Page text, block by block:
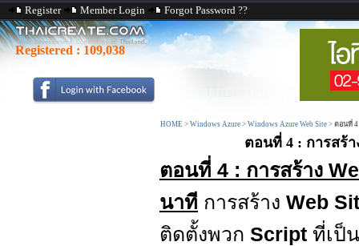
Register Member Login Forgot Password ??
Registered : 109,038
HOME > Windows Azure > Windows Azure Web Site > ตอนที่ 4
ตอนที่ 4 : การสร้า
ตอนที่ 4 : การสร้าง
นาที การสร้าง Web
ติดตั้งพวก Script ที่เป็น